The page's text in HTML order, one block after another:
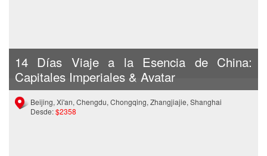
14 Días Viaje a la Esencia de China:
Capitales Imperiales & Avatar
Beijing, Xi'an, Chengdu, Chongqing, Zhangjiajie, Shanghai
Desde:$2358